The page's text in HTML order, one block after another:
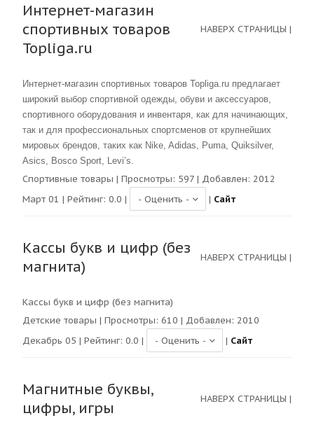
Интернет-магазин
спортивных товаров
Topliga.ru
НАВЕРХ СТРАНИЦЫ |
Интернет-магазин спортивных товаров Topliga.ru предлагает
широкий выбор спортивной одежды, обуви и аксессуаров,
спортивного оборудования и инвентаря, как для начинающих,
так и для профессиональных спортсменов от крупнейших
мировых брендов, таких как Nike, Adidas, Puma, Quiksilver,
Asics, Bosco Sport, Levi’s.
Спортивные товары | Просмотры: 597 | Добавлен: 2012
Март 01 | Рейтинг: 0.0 | | Сайт
Кассы букв и цифр (без
магнита)
НАВЕРХ СТРАНИЦЫ |
Кассы букв и цифр (без магнита)
Детские товары | Просмотры: 610 | Добавлен: 2010
Декабрь 05 | Рейтинг: 0.0 | | Сайт
Магнитные буквы,
цифры, игры
НАВЕРХ СТРАНИЦЫ |